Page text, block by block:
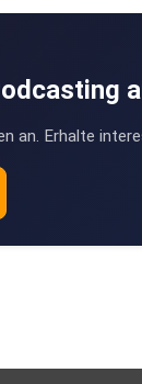
an. Erhalte